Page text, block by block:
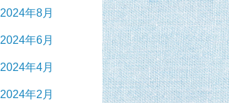
2024年8月
2024年6月
2024年4月
2024年2月